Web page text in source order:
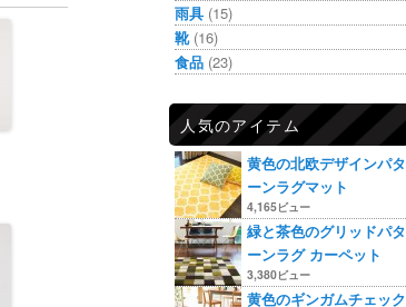
雨具 (15)
靴(16)
食品 (23)
人気のアイテム
黄色の北欧デザインパタ
ーンラグマット
4,165ビュー
緑と茶色のグリッドパタ
ーンラグ カーペット
3,380ビュー
黄色のギンガムチェック